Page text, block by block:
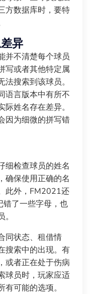
方数据库时，要特
异
并不清楚每个球员
写或者其他特定属
搜索到该球员。
语言版本中有所不
姓名存在差异。
因为细微的拼写错
细检查球员的姓名
确保使用正确的名
此外，FM2021还
错了一些字母，也
同状态、租借情
搜索中的出现。有
或者正在处于伤病
球员时，玩家应适
可能的选项。